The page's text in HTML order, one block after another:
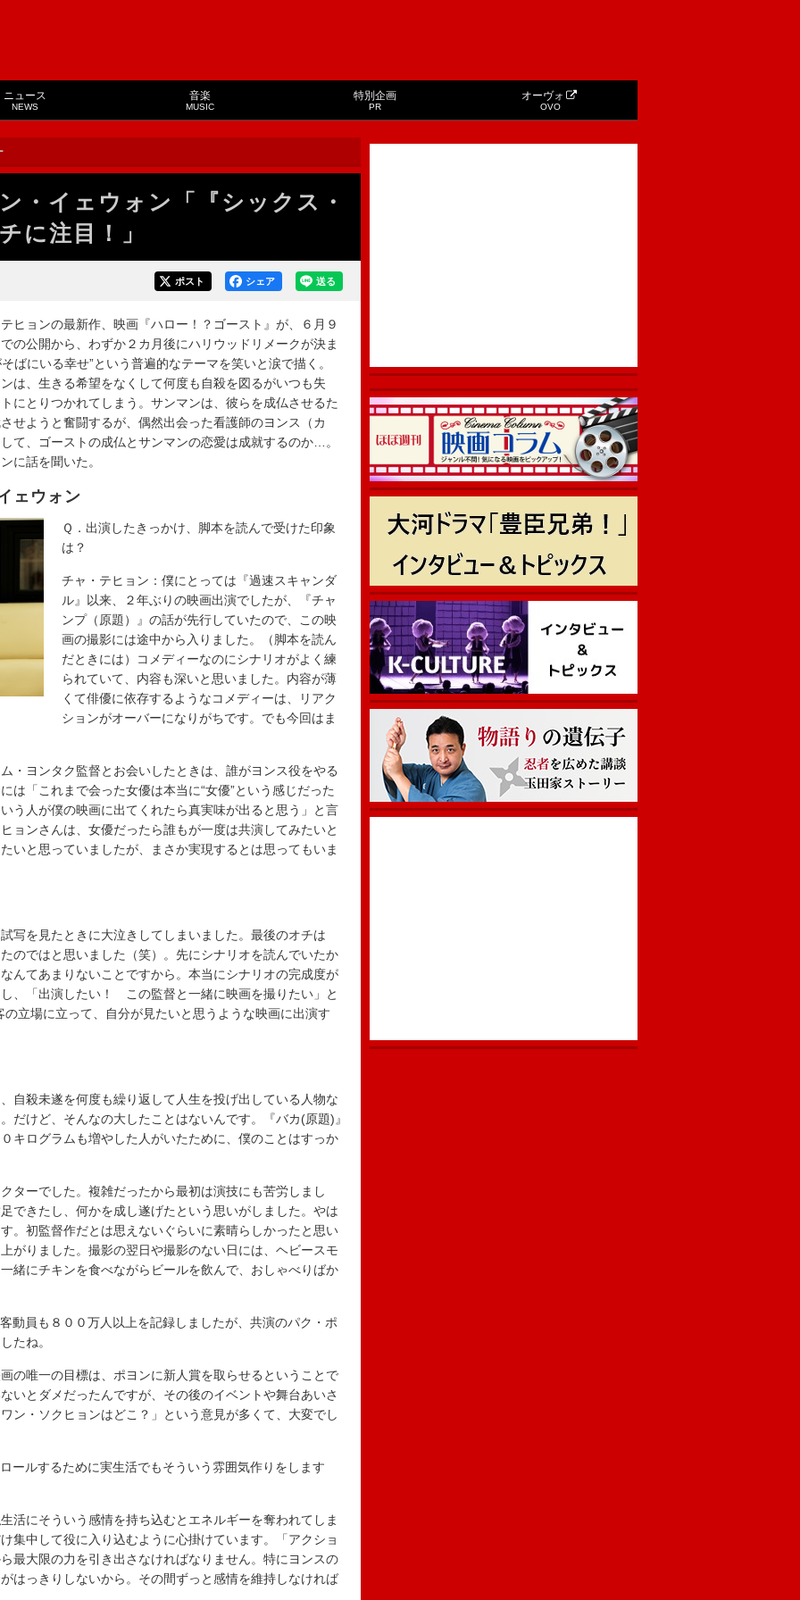
ニュース
NEWS
音楽
MUSIC
特別企画
PR
オーヴォ
OVO
・イェウォン「『シックス・
に注目！」
送る
シェア
ポスト
ヒョンの最新作、映画『ハロー！？ゴースト』が、６月９
の公開から、わずか２カ月後にハリウッドリメークが決ま
ばにいる幸せ”という普遍的なテーマを笑いと涙で描く。
は、生きる希望をなくして何度も自殺を図るがいつも失
にとりつかれてしまう。サンマンは、彼らを成仏させるた
せようと奮闘するが、偶然出会った看護師のヨンス（カ
て、ゴーストの成仏とサンマンの恋愛は成就するのか…。
に話を聞いた。
ェウォン
Ｑ．出演したきっかけ、脚本を読んで受けた印象
は？
チャ・テヒョン：僕にとっては『過速スキャンダ
ル』以来、２年ぶりの映画出演でしたが、『チャ
ンプ（原題）』の話が先行していたので、この映
画の撮影には途中から入りました。（脚本を読ん
だときには）コメディーなのにシナリオがよく練
られていて、内容も深いと思いました。内容が薄
くて俳優に依存するようなコメディーは、リアク
ションがオーバーになりがちです。でも今回はま
・ヨンタク監督とお会いしたときは、誰がヨンス役をやる
は「これまで会った女優は本当に“女優”という感じだった
う人が僕の映画に出てくれたら真実味が出ると思う」と言
ョンさんは、女優だったら誰もが一度は共演してみたいと
いと思っていましたが、まさか実現するとは思ってもいま
写を見たときに大泣きしてしまいました。最後のオチは
のではと思いました（笑）。先にシナリオを読んでいたか
んてあまりないことですから。本当にシナリオの完成度が
、「出演したい！ この監督と一緒に映画を撮りたい」と
立場に立って、自分が見たいと思うような映画に出演す
自殺未遂を何度も繰り返して人生を投げ出している人物な
だけど、そんなの大したことはないんです。『バカ(原題)』
キログラムも増やした人がいたために、僕のことはすっか
ターでした。複雑だったから最初は演技にも苦労しまし
できたし、何かを成し遂げたという思いがしました。やは
。初監督作だとは思えないぐらいに素晴らしかったと思い
がりました。撮影の翌日や撮影のない日には、ヘビースモ
緒にチキンを食べながらビールを飲んで、おしゃべりばか
動員も８００万人以上を記録しましたが、共演のパク・ポ
たね。
の唯一の目標は、ポヨンに新人賞を取らせるということで
いとダメだったんですが、その後のイベントや舞台あいさ
・ソクヒョンはどこ？」という意見が多くて、大変でし
ールするために実生活でもそういう雰囲気作りをします
活にそういう感情を持ち込むとエネルギーを奪われてしま
集中して役に入り込むように心掛けています。「アクショ
最大限の力を引き出さなければなりません。特にヨンスの
はっきりしないから。その間ずっと感情を維持しなければ